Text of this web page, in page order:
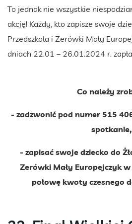
To jednak nie wszystkie
akcję! Każdy, kto zapisze swoje
Przedszkola i Zerówki Mały
dniach 22.01 – 26.01.2024 r.
Co należy
- zadzwonić pod numer 515
spotkanie,
- zapisać swoje dziecko do
Zerówki Mały Europejczyk
połowę kwoty czesnego